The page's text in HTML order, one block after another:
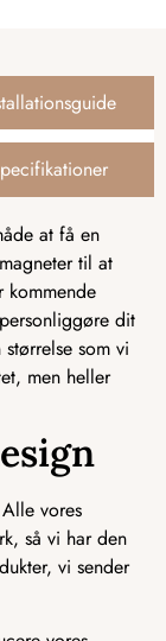
at få en
til at
kommende
dit
som vi
men heller
vores
så vi har den
vi sender